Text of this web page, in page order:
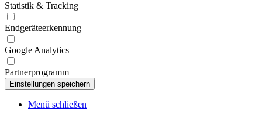
Statistik & Tracking
Endgeräteerkennung
Google Analytics
Partnerprogramm
Menü schließen